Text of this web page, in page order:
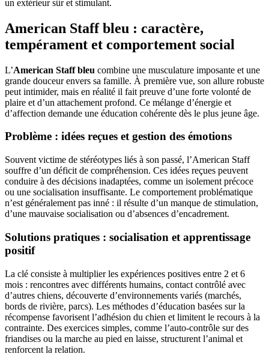
un extérieur sûr et stimulant.
American Staff bleu : caractère,
tempérament et comportement social
L’American Staff bleu combine une musculature imposante et une
grande douceur envers sa famille. À première vue, son allure robuste
peut intimider, mais en réalité il fait preuve d’une forte volonté de
plaire et d’un attachement profond. Ce mélange d’énergie et
d’affection demande une éducation cohérente dès le plus jeune âge.
Problème : idées reçues et gestion des émotions
Souvent victime de stéréotypes liés à son passé, l’American Staff
souffre d’un déficit de compréhension. Ces idées reçues peuvent
conduire à des décisions inadaptées, comme un isolement précoce
ou une socialisation insuffisante. Le comportement problématique
n’est généralement pas inné : il résulte d’un manque de stimulation,
d’une mauvaise socialisation ou d’absences d’encadrement.
Solutions pratiques : socialisation et apprentissage
positif
La clé consiste à multiplier les expériences positives entre 2 et 6
mois : rencontres avec différents humains, contact contrôlé avec
d’autres chiens, découverte d’environnements variés (marchés,
bords de rivière, parcs). Les méthodes d’éducation basées sur la
récompense favorisent l’adhésion du chien et limitent le recours à la
contrainte. Des exercices simples, comme l’auto-contrôle sur des
friandises ou la marche au pied en laisse, structurent l’animal et
renforcent la relation.